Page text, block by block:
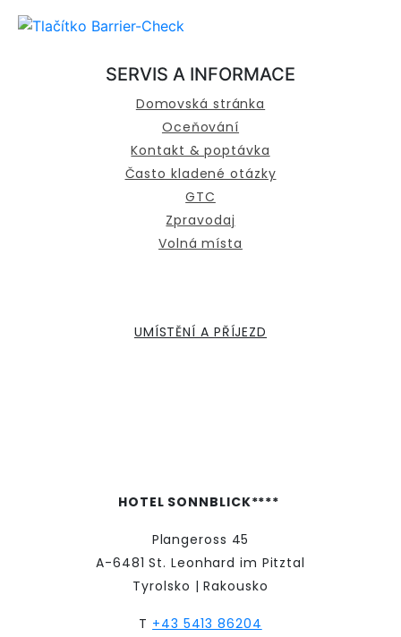
SERVIS A INFORMACE
Domovská stránka
Oceňování
Kontakt & poptávka
Často kladené otázky
GTC
Zpravodaj
Volná místa
UMÍSTĚNÍ A PŘÍJEZD
HOTEL SONNBLICK****
Plangeross 45
A-6481 St. Leonhard im Pitztal
Tyrolsko | Rakousko
T +43 5413 86204